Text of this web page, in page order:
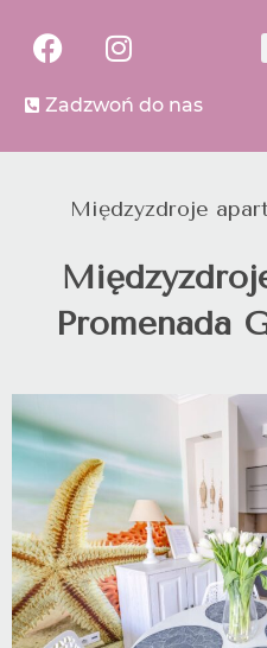
Zadzwoń do nas
Międzyzdroje
Promenada